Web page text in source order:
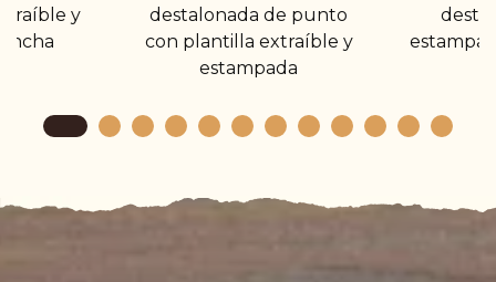
y
destalonada de punto
con plantilla extraíble y
estampada